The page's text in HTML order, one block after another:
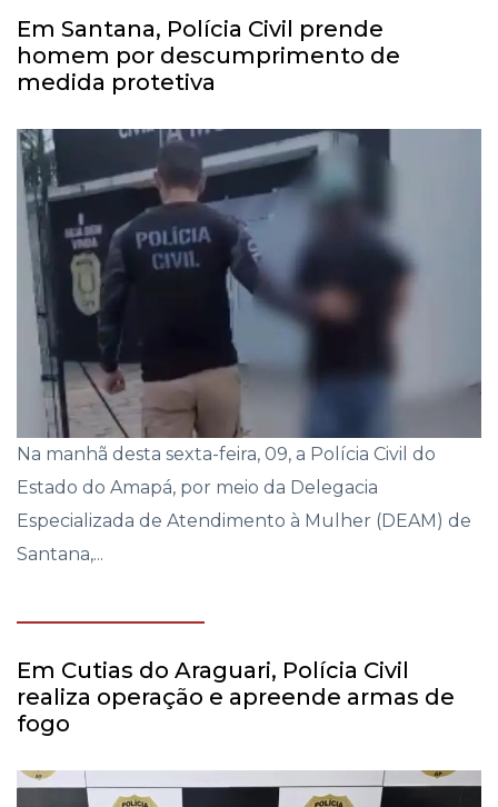
Em Santana, Polícia Civil prende
homem por descumprimento de
medida protetiva
Na manhã desta sexta-feira, 09, a Polícia Civil do
Estado do Amapá, por meio da Delegacia
Especializada de Atendimento à Mulher (DEAM) de
Santana,...
Em Cutias do Araguari, Polícia Civil
realiza operação e apreende armas de
fogo